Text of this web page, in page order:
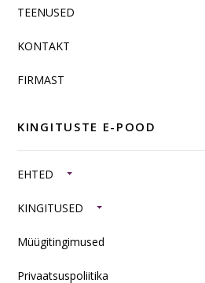
TEENUSED
KONTAKT
FIRMAST
KINGITUSTE E-POOD
EHTED
KINGITUSED
Müügitingimused
Privaatsuspoliitika